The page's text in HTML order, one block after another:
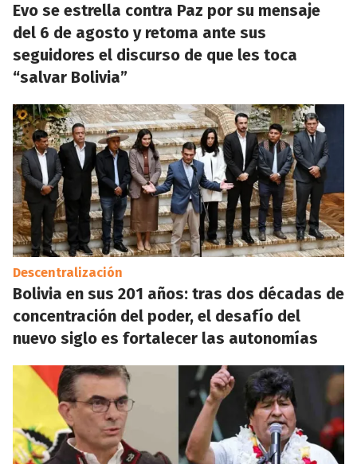
Evo se estrella contra Paz por su mensaje
del 6 de agosto y retoma ante sus
seguidores el discurso de que les toca
“salvar Bolivia”
Descentralización
Bolivia en sus 201 años: tras dos décadas de
concentración del poder, el desafío del
nuevo siglo es fortalecer las autonomías